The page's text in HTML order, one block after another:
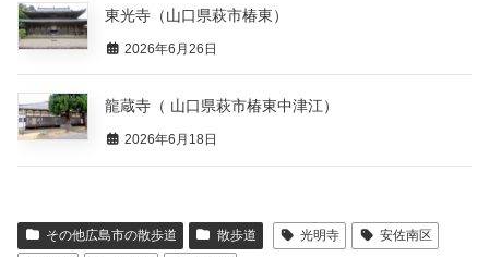
東光寺（山口県萩市椿東）
2026年6月26日
龍蔵寺（ 山口県萩市椿東中津江）
2026年6月18日
その他広島市の散歩道 散歩道 光明寺
安佐南区